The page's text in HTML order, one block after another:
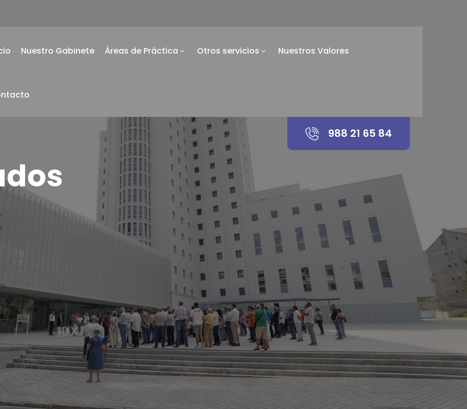
Nuestro Gabinete Áreas de Práctica Otros servicios Nuestros Valores
988 21 65 84